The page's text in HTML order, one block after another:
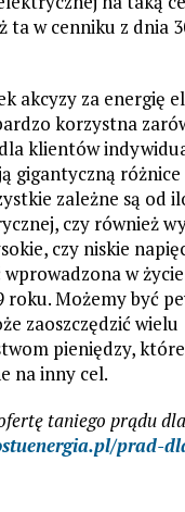
ta w cenniku z dnia
akcyzy za energię
korzystna
klientów
gigantyczną
zależne są od
czy również
czy niskie
w
roku. Możemy być
zaoszczędzić wielu
pieniędzy,
na inny cel.
taniego prądu
prad-